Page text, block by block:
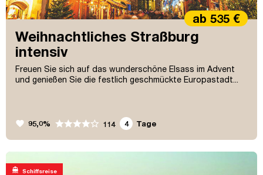
Weihnachtliches Straßburg
intensiv
Freuen Sie sich auf das wunderschöne Elsass im Advent
und genießen Sie die festlich geschmückte Europastadt...
ab 535 €
favorite 95,0% 114 4 Tage
directions_boat Schiffsreise